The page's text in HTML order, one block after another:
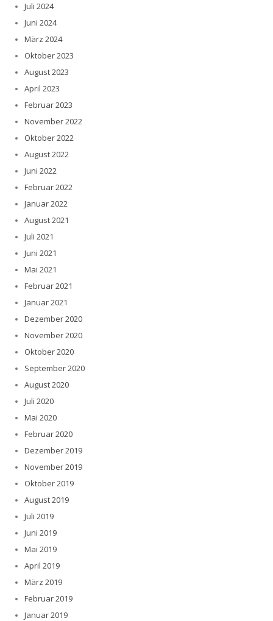
Juli 2024
Juni 2024
März 2024
Oktober 2023
August 2023
April 2023
Februar 2023
November 2022
Oktober 2022
August 2022
Juni 2022
Februar 2022
Januar 2022
August 2021
Juli 2021
Juni 2021
Mai 2021
Februar 2021
Januar 2021
Dezember 2020
November 2020
Oktober 2020
September 2020
August 2020
Juli 2020
Mai 2020
Februar 2020
Dezember 2019
November 2019
Oktober 2019
August 2019
Juli 2019
Juni 2019
Mai 2019
April 2019
März 2019
Februar 2019
Januar 2019